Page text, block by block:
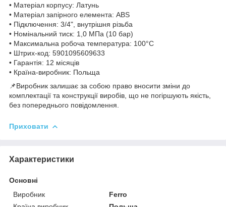
• Матеріал корпусу: Латунь
• Матеріал запірного елемента: ABS
• Підключення: 3/4", внутрішня різьба
• Номінальний тиск: 1,0 МПа (10 бар)
• Максимальна робоча температура: 100°C
• Штрих-код: 5901095609633
• Гарантія: 12 місяців
• Країна-виробник: Польща
📌Виробник залишає за собою право вносити зміни до
комплектації та конструкції виробів, що не погіршують якість,
без попереднього повідомлення.
Приховати
Характеристики
Основні
Виробник
Ferro